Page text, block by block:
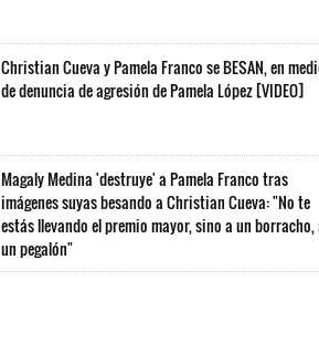
Christian Cueva y Pamela Franco se BESAN, en
de denuncia de agresión de Pamela López [VIDEO]
Magaly Medina 'destruye' a Pamela Franco tras
imágenes suyas besando a Christian Cueva: "No te
estás llevando el premio mayor, sino a un borracho,
un pegalón"